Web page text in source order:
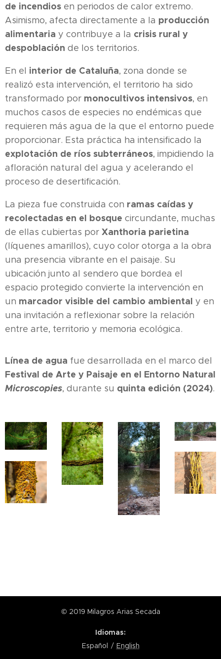
de incendios en periodos de calor extremo.
Asimismo, afecta directamente a la producción
alimentaria y contribuye a la crisis rural y
despoblación de los territorios.
En el interior de Cataluña, zona donde se
realizó esta intervención, el territorio ha sido
transformado por monocultivos intensivos, en
muchos casos de especies no endémicas que
requieren más agua de la que el entorno puede
proporcionar. Esta práctica ha intensificado la
explotación de ríos subterráneos, impidiendo la
afloración natural del agua y acelerando el
proceso de desertificación.
La pieza fue construida con ramas caídas y
recolectadas en el bosque circundante, muchas
de ellas cubiertas por Xanthoria parietina
(líquenes amarillos), cuyo color otorga a la obra
una presencia vibrante en el paisaje. Su
ubicación junto al sendero que bordea el
espacio protegido convierte la intervención en
un marcador visible del cambio ambiental y en
una invitación a reflexionar sobre la relación
entre arte, territorio y memoria ecológica.
Línea de agua fue desarrollada en el marco del
Festival de Arte y Paisaje en el Entorno Natural
Microscopies, durante su quinta edición (2024).
© 2019 Milagros Arias Secada
Idiomas
Español
English